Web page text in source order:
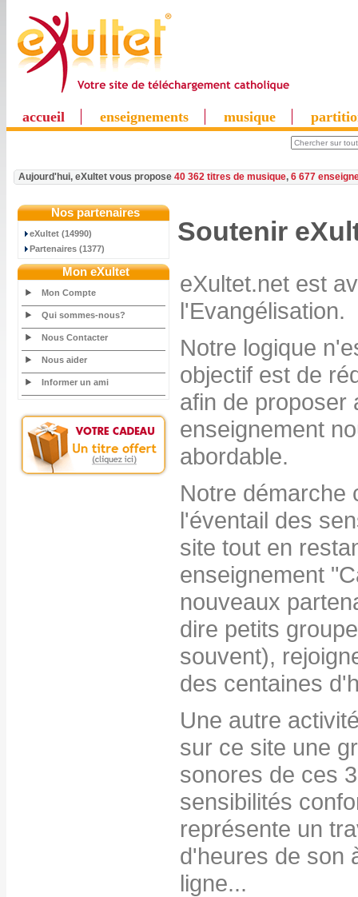
accueil enseignements musique
Aujourd'hui, eXultet vous propose 40 362 titres de musique, 6 677
Nos partenaires
eXultet (14990)
Partenaires (1377)
Mon eXultet
Mon Compte
Qui sommes-nous?
Nous Contacter
Nous aider
Informer un ami
Soutenir
eXultet.net est
l'Evangélisation.
Notre logique
objectif est de
afin de proposer
enseignement
abordable.
Notre démarche
l'éventail des
site tout en
enseignement
nouveaux
dire petits
souvent),
des centaines
Une autre
sur ce site une
sonores de ces
sensibilités
représente un
d'heures de son
ligne...